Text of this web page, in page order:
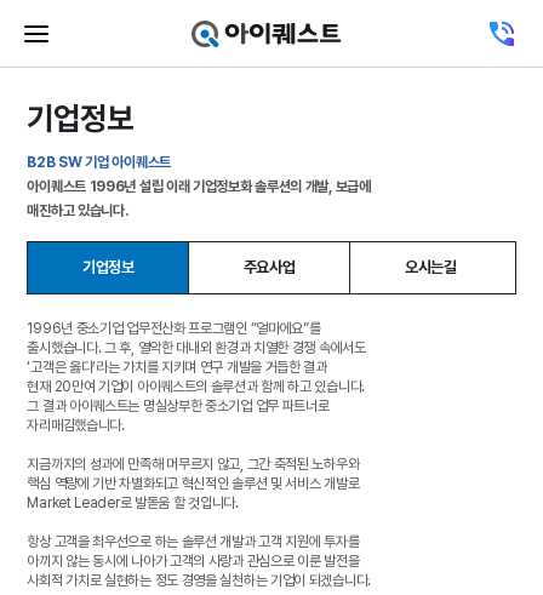
메
닫
버
튼
객
기업정보
B2B SW 기업 아이퀘스트
아이퀘스트 1996년 설립 이래 기업정보화 솔루션의 개발, 보급에
매진하고 있습니다.
기업정보 주요사업 오시는길
1996년 중소기업 업무전산화 프로그램인 “얼마에요”를
출시했습니다. 그 후, 열악한 대내외 환경과 치열한 경쟁 속에서도
‘고객은 옳다’라는 가치를 지키며 연구 개발을 거듭한 결과
현재 20만여 기업이 아이퀘스트의 솔루션과 함께 하고 있습니다.
그 결과 아이퀘스트는 명실상부한 중소기업 업무 파트너로
자리매김했습니다.
지금까지의 성과에 만족해 머무르지 않고, 그간 축적된 노하우와
핵심 역량에 기반 차별화되고 혁신적인 솔루션 및 서비스 개발로
Market Leader로 발돋움 할 것입니다.
항상 고객을 최우선으로 하는 솔루션 개발과 고객 지원에 투자를
아끼지 않는 동시에 나아가 고객의 사랑과 관심으로 이룬 발전을
사회적 가치로 실현하는 정도 경영을 실천하는 기업이 되겠습니다.